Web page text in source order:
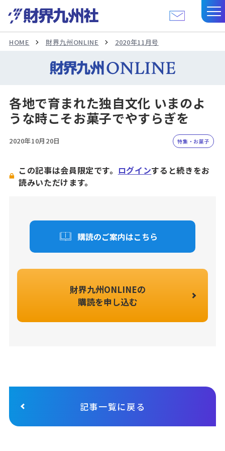
HOME 財界九州ONLINE 2020年11月号
各地で育まれた独自文化 いまのよ
うな時こそお菓子でやすらぎを
2020年10月20日 特集・お菓子
この記事は会員限定です。 ログインすると続きをお
読みいただけます。
購読のご案内はこちら
財界九州ONLINEの
購読を申し込む
記事一覧に戻る